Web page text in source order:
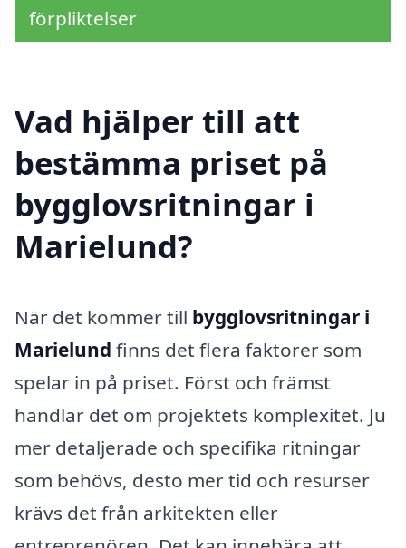
förpliktelser
Vad hjälper till att
bestämma priset på
bygglovsritningar i
Marielund?
När det kommer till bygglovsritningar i
Marielund finns det flera faktorer som
spelar in på priset. Först och främst
handlar det om projektets komplexitet. Ju
mer detaljerade och specifika ritningar
som behövs, desto mer tid och resurser
krävs det från arkitekten eller